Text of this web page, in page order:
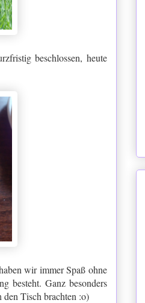
beschlossen, heute
wir immer Spaß ohne
besteht. Ganz besonders
den Tisch brachten :o)